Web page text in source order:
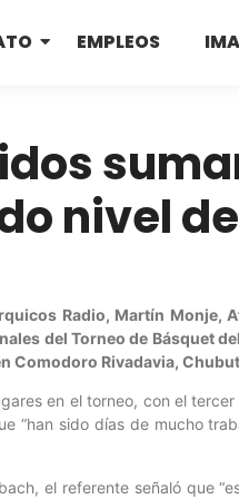
EMPLEOS
nivel
Radio, Martín Monje,
del Torneo de Básquet
Comodoro Rivadavia,
en el torneo, con el
“han sido días de mucho
el referente señaló que